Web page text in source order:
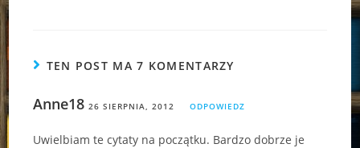
TEN POST MA 7 KOMENTARZY
Anne18 26 SIERPNIA, 2012 ODPOWIEDZ
Uwielbiam te cytaty na początku. Bardzo dobrze je